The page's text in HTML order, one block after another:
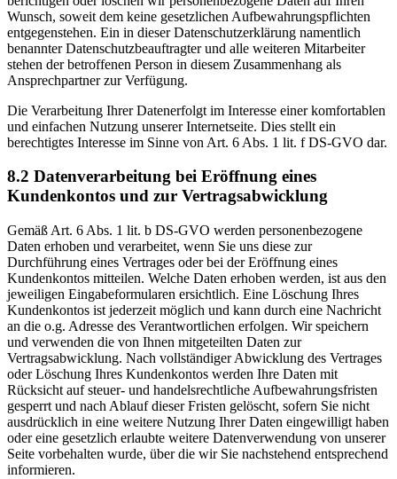
Wunsch, soweit dem keine gesetzlichen Aufbewahrungspflichten
entgegenstehen. Ein in dieser Datenschutzerklärung namentlich
benannter Datenschutzbeauftragter und alle weiteren Mitarbeiter
stehen der betroffenen Person in diesem Zusammenhang als
Ansprechpartner zur Verfügung.
Die Verarbeitung Ihrer Datenerfolgt im Interesse einer komfortablen
und einfachen Nutzung unserer Internetseite. Dies stellt ein
berechtigtes Interesse im Sinne von Art. 6 Abs. 1 lit. f DS-GVO dar.
8.2 Datenverarbeitung bei Eröffnung eines
Kundenkontos und zur Vertragsabwicklung
Gemäß Art. 6 Abs. 1 lit. b DS-GVO werden personenbezogene
Daten erhoben und verarbeitet, wenn Sie uns diese zur
Durchführung eines Vertrages oder bei der Eröffnung eines
Kundenkontos mitteilen. Welche Daten erhoben werden, ist aus den
jeweiligen Eingabeformularen ersichtlich. Eine Löschung Ihres
Kundenkontos ist jederzeit möglich und kann durch eine Nachricht
an die o.g. Adresse des Verantwortlichen erfolgen. Wir speichern
und verwenden die von Ihnen mitgeteilten Daten zur
Vertragsabwicklung. Nach vollständiger Abwicklung des Vertrages
oder Löschung Ihres Kundenkontos werden Ihre Daten mit
Rücksicht auf steuer- und handelsrechtliche Aufbewahrungsfristen
gesperrt und nach Ablauf dieser Fristen gelöscht, sofern Sie nicht
ausdrücklich in eine weitere Nutzung Ihrer Daten eingewilligt haben
oder eine gesetzlich erlaubte weitere Datenverwendung von unserer
Seite vorbehalten wurde, über die wir Sie nachstehend entsprechend
informieren.